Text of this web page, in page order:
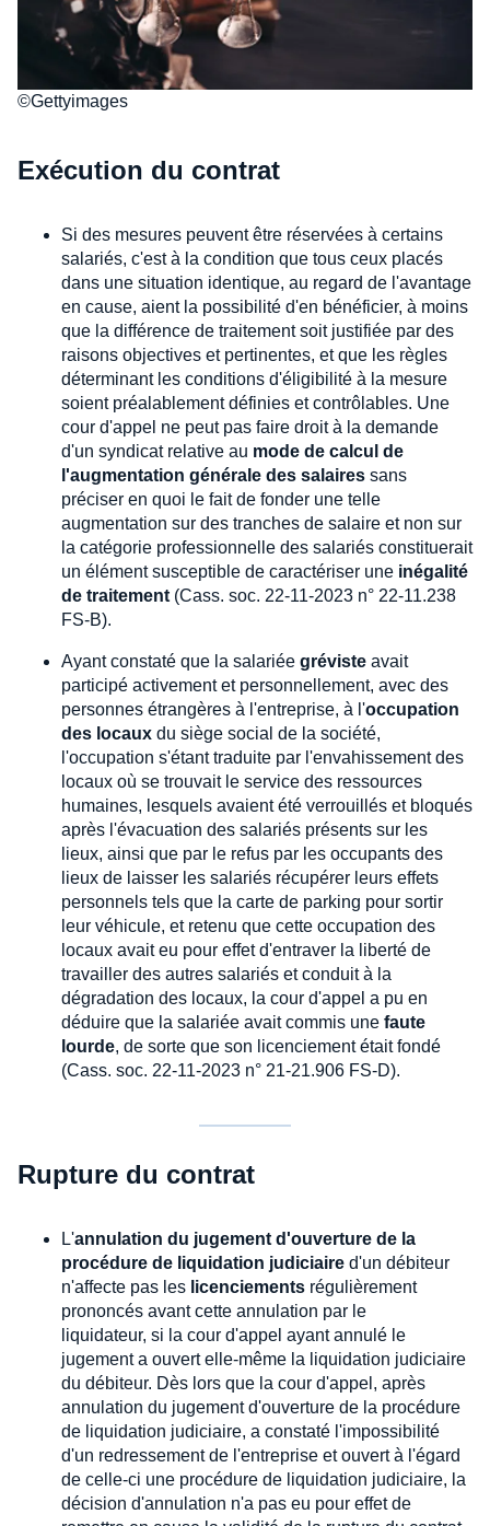
©Gettyimages
Exécution du contrat
Si des mesures peuvent être réservées à certains
salariés, c'est à la condition que tous ceux placés
dans une situation identique, au regard de l'avantage
en cause, aient la possibilité d'en bénéficier, à moins
que la différence de traitement soit justifiée par des
raisons objectives et pertinentes, et que les règles
déterminant les conditions d'éligibilité à la mesure
soient préalablement définies et contrôlables. Une
cour d'appel ne peut pas faire droit à la demande
d'un syndicat relative au mode de calcul de
l'augmentation générale des salaires sans
préciser en quoi le fait de fonder une telle
augmentation sur des tranches de salaire et non sur
la catégorie professionnelle des salariés constituerait
un élément susceptible de caractériser une inégalité
de traitement (Cass. soc. 22-11-2023 n° 22-11.238
FS-B).
Ayant constaté que la salariée gréviste avait
participé activement et personnellement, avec des
personnes étrangères à l'entreprise, à l'occupation
des locaux du siège social de la société,
l'occupation s'étant traduite par l'envahissement des
locaux où se trouvait le service des ressources
humaines, lesquels avaient été verrouillés et bloqués
après l'évacuation des salariés présents sur les
lieux, ainsi que par le refus par les occupants des
lieux de laisser les salariés récupérer leurs effets
personnels tels que la carte de parking pour sortir
leur véhicule, et retenu que cette occupation des
locaux avait eu pour effet d'entraver la liberté de
travailler des autres salariés et conduit à la
dégradation des locaux, la cour d'appel a pu en
déduire que la salariée avait commis une faute
lourde, de sorte que son licenciement était fondé
(Cass. soc. 22-11-2023 n° 21-21.906 FS-D).
Rupture du contrat
L'annulation du jugement d'ouverture de la
procédure de liquidation judiciaire d'un débiteur
n'affecte pas les licenciements régulièrement
prononcés avant cette annulation par le
liquidateur, si la cour d'appel ayant annulé le
jugement a ouvert elle-même la liquidation judiciaire
du débiteur. Dès lors que la cour d'appel, après
annulation du jugement d'ouverture de la procédure
de liquidation judiciaire, a constaté l'impossibilité
d'un redressement de l'entreprise et ouvert à l'égard
de celle-ci une procédure de liquidation judiciaire, la
décision d'annulation n'a pas eu pour effet de